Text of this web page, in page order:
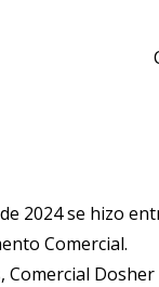
2024 se hizo
Comercial.
Comercial